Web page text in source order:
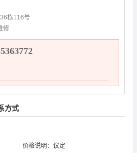
栋116号
修
方式
价格说明：议定